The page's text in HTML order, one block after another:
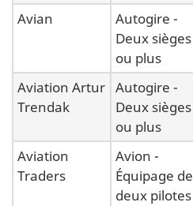
Avian
Autogire -
Deux sièges
ou plus
Aviation Artur
Trendak
Autogire -
Deux sièges
ou plus
Aviation
Traders
Avion -
Équipage de
deux pilotes